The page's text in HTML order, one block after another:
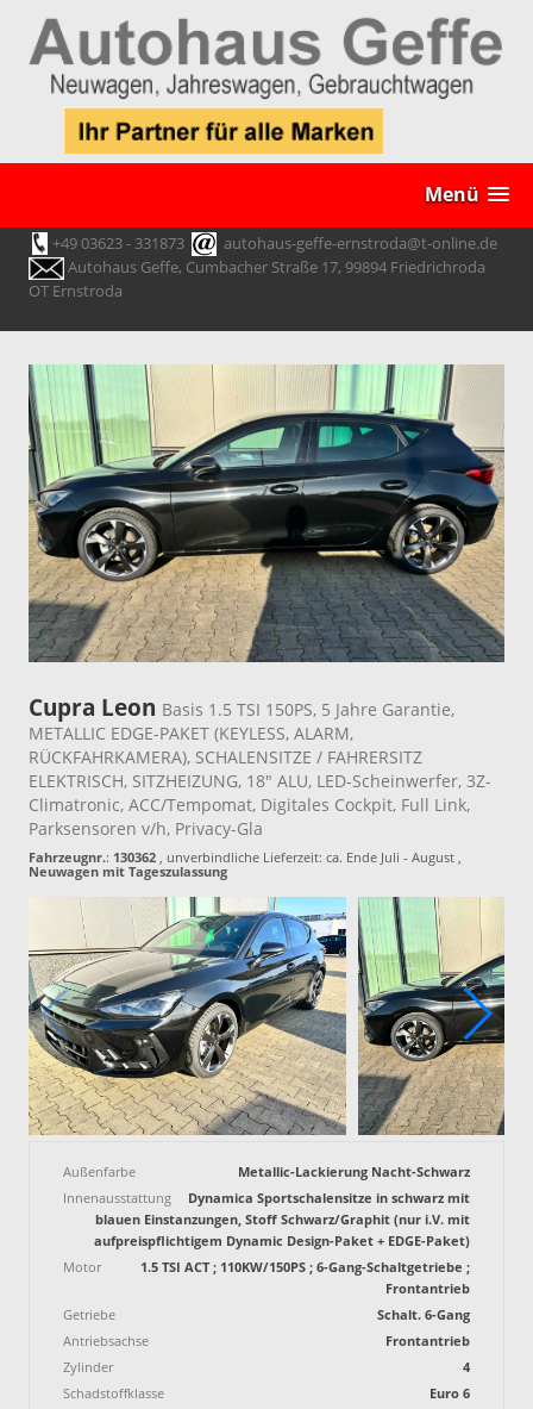
Menü
+49 03623 - 331873
autohaus-geffe-ernstroda@t-online.de
Autohaus Geffe, Cumbacher Straße 17, 99894 Friedrichroda
OT Ernstroda
Cupra Leon Basis 1.5 TSI 150PS, 5 Jahre Garantie,
METALLIC EDGE-PAKET (KEYLESS, ALARM,
RÜCKFAHRKAMERA), SCHALENSITZE / FAHRERSITZ
ELEKTRISCH, SITZHEIZUNG, 18" ALU, LED-Scheinwerfer, 3Z-
Climatronic, ACC/Tempomat, Digitales Cockpit, Full Link,
Parksensoren v/h, Privacy-Gla
Fahrzeugnr.: 130362 , unverbindliche Lieferzeit: ca. Ende Juli - August ,
Neuwagen mit Tageszulassung
Außenfarbe
Metallic-Lackierung Nacht-Schwarz
Innenausstattung
Dynamica Sportschalensitze in schwarz mit
blauen Einstanzungen, Stoff Schwarz/Graphit (nur i.V. mit
aufpreispflichtigem Dynamic Design-Paket + EDGE-Paket)
Motor
1.5 TSI ACT ; 110KW/150PS ; 6-Gang-Schaltgetriebe ;
Frontantrieb
Getriebe
Schalt. 6-Gang
Antriebsachse
Frontantrieb
Zylinder
4
Schadstoffklasse
Euro 6